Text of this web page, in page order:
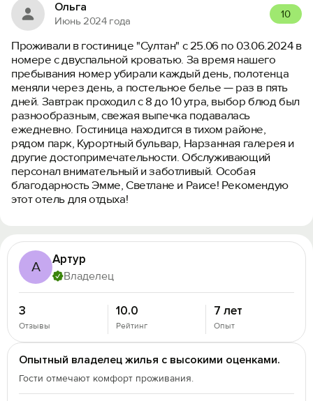
Ольга
Июнь 2024 года
10
Проживали в гостинице "Султан" с 25.06 по 03.06.2024 в
номере с двуспальной кроватью. За время нашего
пребывания номер убирали каждый день, полотенца
меняли через день, а постельное белье — раз в пять
дней. Завтрак проходил с 8 до 10 утра, выбор блюд был
разнообразным, свежая выпечка подавалась
ежедневно. Гостиница находится в тихом районе,
рядом парк, Курортный бульвар, Нарзанная галерея и
другие достопримечательности. Обслуживающий
персонал внимательный и заботливый. Особая
благодарность Эмме, Светлане и Раисе! Рекомендую
этот отель для отдыха!
А Артур
Владелец
3
Отзывы
10.0
Рейтинг
7 лет
Опыт
Опытный владелец жилья с высокими оценками.
Гости отмечают комфорт проживания.